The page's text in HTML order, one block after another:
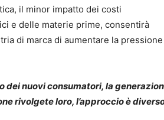
il minor impatto dei costi
e delle materie prime, consentirà
di marca di aumentare la
dei nuovi consumatori, la
rivolgete loro, l’approccio è